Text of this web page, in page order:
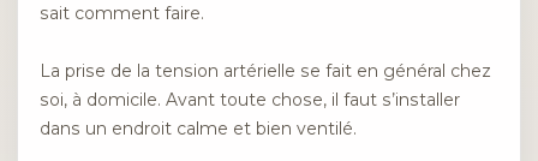
sait comment faire.
La prise de la tension artérielle se fait en général chez
soi, à domicile. Avant toute chose, il faut s’installer
dans un endroit calme et bien ventilé.